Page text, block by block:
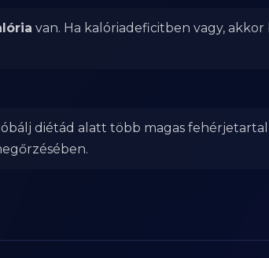
van. Ha kalóriadeficitben vagy,
diétád alatt több magas